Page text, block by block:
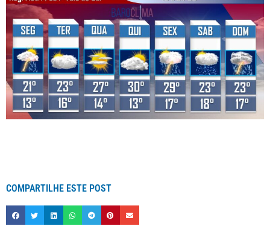
COMPARTILHE ESTE POST